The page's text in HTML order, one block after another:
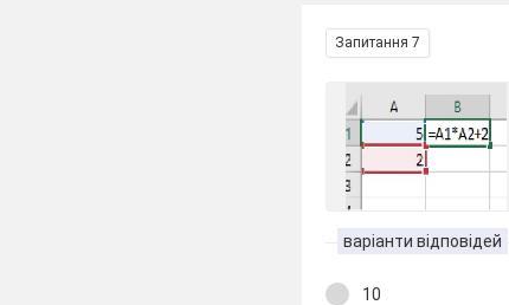
Запитання 7
варіанти відповідей
10